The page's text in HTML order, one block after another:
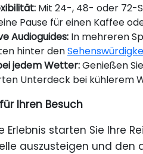
Mit 24-, 48- oder 72-
Pause für einen Kaffee
Audioguides: In mehreren
hinter den
jedem Wetter:Genießen
Unterdeck bei kühlerem
Ihren Besuch
Erlebnis starten Sie Ihre
auszusteigen und den